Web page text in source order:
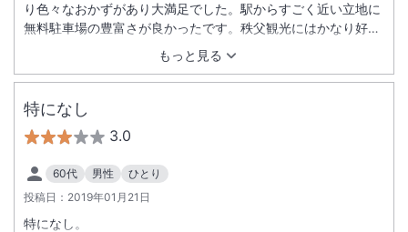
もっと見る
り色々なおかずがあり大満足でした。駅からすごく近い立地に
無料駐車場の豊富さが良かったです。秩父観光にはかなり好条
特になし
3.0
60代 男性
ひとり
投稿日： 2019年01月21日
特になし。